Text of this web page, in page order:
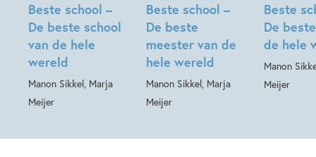
Beste school –
De beste school
van de hele
wereld
Manon Sikkel, Marja
Meijer
Beste school –
De beste
meester van de
hele wereld
Manon Sikkel, Marja
Meijer
Beste
De
de hele
Manon
Meijer